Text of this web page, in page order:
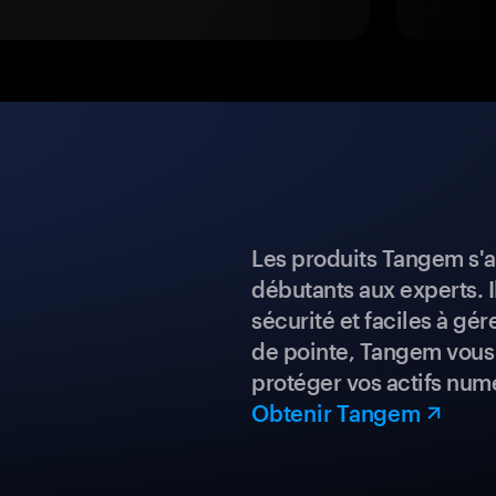
Les produits Tangem
débutants aux experts.
sécurité et faciles à
de pointe, Tangem
protéger vos actifs
Obtenir Tangem